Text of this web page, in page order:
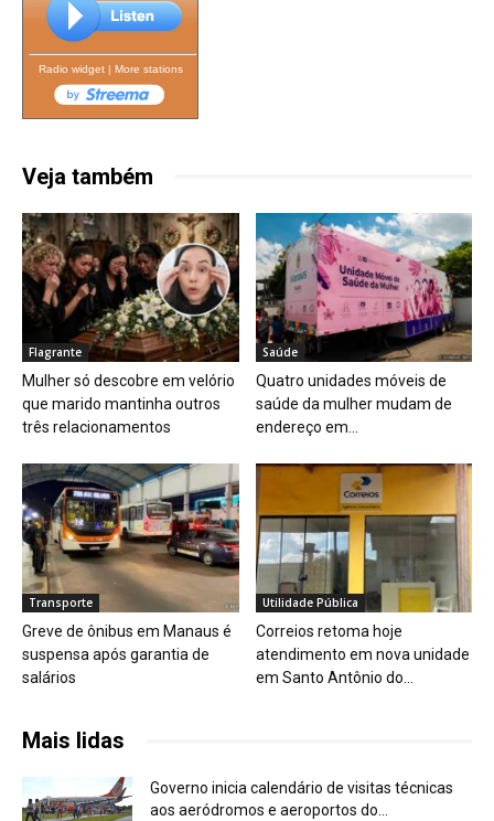
Radio widget| More stations
Veja também
Flagrante
Mulher só descobre em velório
que marido mantinha outros
três relacionamentos
Saúde
Quatro unidades móveis de
saúde da mulher mudam de
endereço em...
Transporte
Greve de ônibus em Manaus é
suspensa após garantia de
salários
Utilidade Pública
Correios retoma hoje
atendimento em nova unidade
em Santo Antônio do...
Mais lidas
Governo inicia calendário de visitas técnicas
aos aeródromos e aeroportos do...